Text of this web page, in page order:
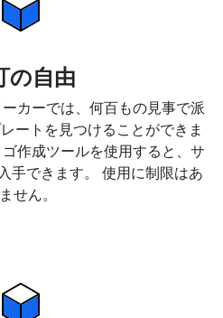
の自由
カーでは、何百もの見事で派
ートを見つけることができま
作成ツールを使用すると、サ
手できます。 使用に制限はあ
せん。